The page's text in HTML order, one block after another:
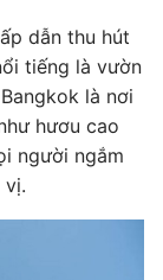
dẫn thu hút
tiếng là vườn
là nơi
hươu cao
người ngắm
vị.